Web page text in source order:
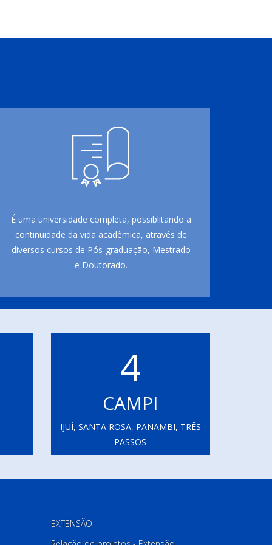
É uma universidade completa, possiblitando a
continuidade da vida acadêmica, através de
diversos cursos de Pós-graduação, Mestrado
e Doutorado.
4
CAMPI
IJUÍ, SANTA ROSA, PANAMBI, TRÊS
PASSOS
EXTENSÃO